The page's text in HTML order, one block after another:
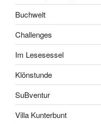
Buchwelt
Challenges
Im Lesesessel
Klönstunde
SuBventur
Villa Kunterbunt